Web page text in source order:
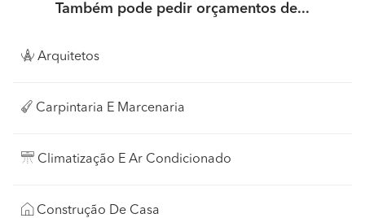
Também pode pedir orçamentos de...
Arquitetos
Carpintaria E Marcenaria
Climatização E Ar Condicionado
Construção De Casa